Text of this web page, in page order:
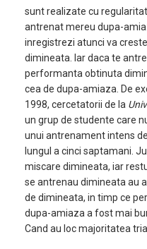
sunt realizate cu
antrenat mereu dupa-
inregistrezi atunci va
dimineata. Iar daca te
performanta obtinuta
cea de dupa-amiaza. De
1998, cercetatorii de la
un grup de studente care
unui antrenament intens
lungul a cinci saptamani.
miscare dimineata, iar
se antrenau dimineata au
de dimineata, in timp ce
dupa-amiaza a fost mai
Cand au loc majoritatea